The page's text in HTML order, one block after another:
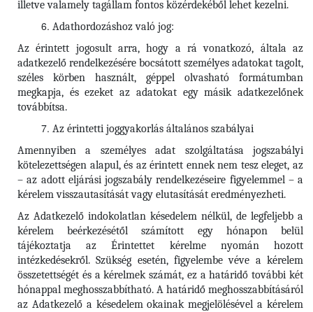
illetve valamely tagállam fontos közérdekéből lehet kezelni.
Adathordozáshoz való jog:
Az érintett jogosult arra, hogy a rá vonatkozó, általa az
adatkezelő rendelkezésére bocsátott személyes adatokat tagolt,
széles körben használt, géppel olvasható formátumban
megkapja, és ezeket az adatokat egy másik adatkezelőnek
továbbítsa.
Az érintetti joggyakorlás általános szabályai
Amennyiben a személyes adat szolgáltatása jogszabályi
kötelezettségen alapul, és az érintett ennek nem tesz eleget, az
– az adott eljárási jogszabály rendelkezéseire figyelemmel – a
kérelem visszautasítását vagy elutasítását eredményezheti.
Az Adatkezelő indokolatlan késedelem nélkül, de legfeljebb a
kérelem beérkezésétől számított egy hónapon belül
tájékoztatja az Érintettet kérelme nyomán hozott
intézkedésekről. Szükség esetén, figyelembe véve a kérelem
összetettségét és a kérelmek számát, ez a határidő további két
hónappal meghosszabbítható. A határidő meghosszabbításáról
az Adatkezelő a késedelem okainak megjelölésével a kérelem